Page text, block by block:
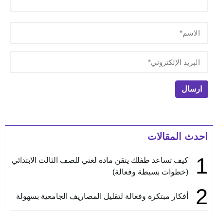
احدث المقالات
1
كيف تساعد طفلك يتقن مادة لغتي للصف الثالث الابتدائي
(خطوات بسيطة وفعالة)
2 أفكار مبتكرة وفعالة لتقليل المصاريف الجامعية بسهولة